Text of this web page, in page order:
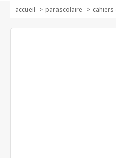
accueil parascolaire